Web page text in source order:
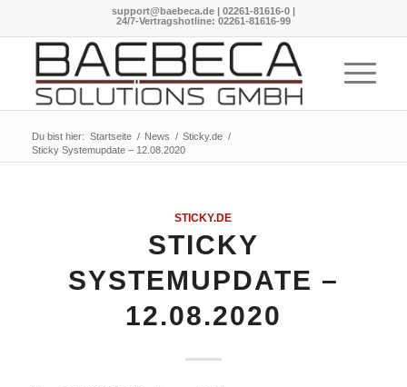
support@baebeca.de| 02261-81616-0|
24/7-Vertragshotline: 02261-81616-99
Du bist hier: Startseite / News / Sticky.de /
Sticky Systemupdate – 12.08.2020
STICKY.DE
STICKY
SYSTEMUPDATE –
12.08.2020